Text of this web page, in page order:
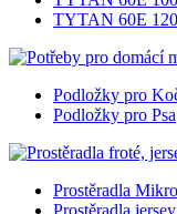
TYTAN 60E
Podložky pro
Podložky pro Psa
Prostěradla
Prostěradla